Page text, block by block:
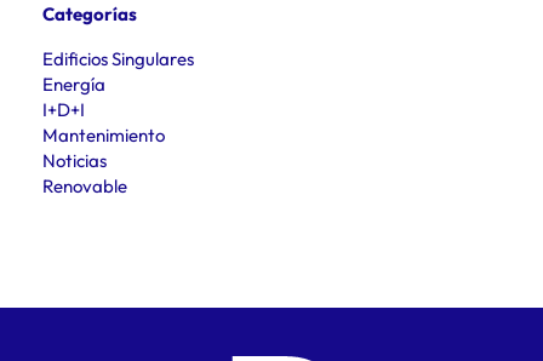
Categorías
Edificios Singulares
Energía
I+D+I
Mantenimiento
Noticias
Renovable